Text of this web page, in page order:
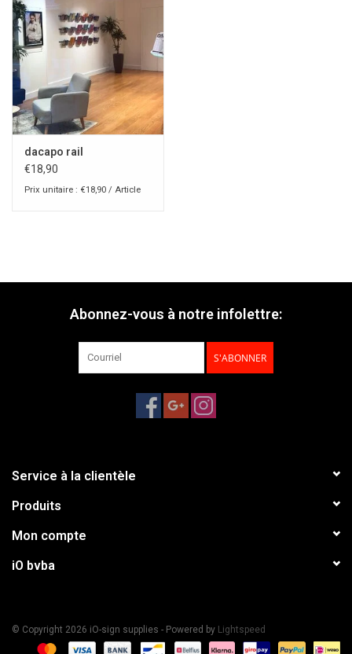
dacapo rail
€18,90
Prix unitaire : €18,90 / Article
Abonnez-vous à notre infolettre:
S'ABONNER
Service à la clientèle
Produits
Mon compte
iO bvba
© Copyright 2026 iO-sign supplies - Powered by Lightspeed